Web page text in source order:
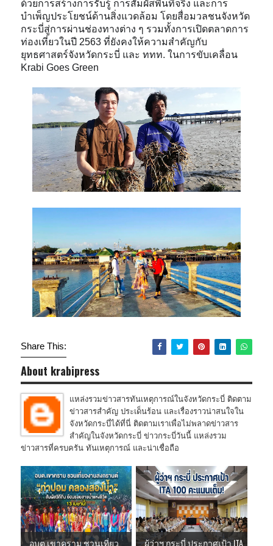
ด้วยการสร้างการรับรู้ การสัมผัสพื้นที่จริง และการ
บำเพ็ญประโยชน์ด้านสิ่งแวดล้อม โดยสื่อมวลชนจังหวัด
กระบี่สู่การผ่านช่องทางต่าง ๆ รวมทั้งการเปิดตลาดการ
ท่องเที่ยวในปี 2563 ที่ยังคงให้ความสำคัญกับ
ยุทธศาสตร์จังหวัดกระบี่ และ ททท. ในการขับเคลื่อน
Krabi Goes Green
Share This:
About krabipress
แหล่งรวมข่าวสารทันเหตุการณ์ในจังหวัดกระบี่ ติดตาม
ข่าวสารสำคัญ ประเด็นร้อน และเรื่องราวน่าสนใจใน
จังหวัดกระบี่ได้ที่นี่ ติดตามเราเพื่อไม่พลาดข่าวสาร
สำคัญในจังหวัดกระบี่ ข่าวกระบี่วันนี้ แหล่งรวม
ข่าวสารที่ครบครัน ทันเหตุการณ์ และน่าเชื่อถือ
อบต.เขาคราม ชวนเที่ยว
ผู้ว่าฯ กระบี่ ประกาศเป้า ITA